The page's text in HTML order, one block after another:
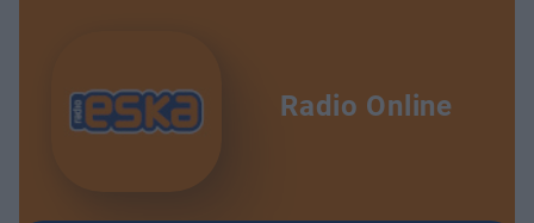
Radio Online